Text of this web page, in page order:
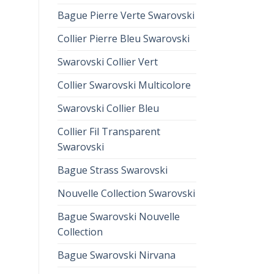
Bague Pierre Verte Swarovski
Collier Pierre Bleu Swarovski
Swarovski Collier Vert
Collier Swarovski Multicolore
Swarovski Collier Bleu
Collier Fil Transparent
Swarovski
Bague Strass Swarovski
Nouvelle Collection Swarovski
Bague Swarovski Nouvelle
Collection
Bague Swarovski Nirvana